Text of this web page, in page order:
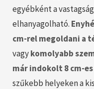
egyébként a
elhanyagolható.
cm-rel megoldani a
vagykomolyabb
már indokolt 8 cm-
szűkebb helyeken a